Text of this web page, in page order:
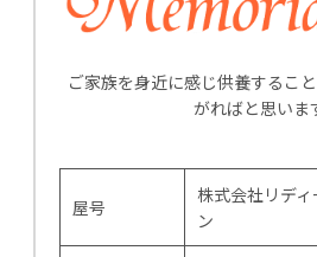
ご家族を身近に感じ供養するこ
がればと思いま
屋号
株式会社リデ
ン